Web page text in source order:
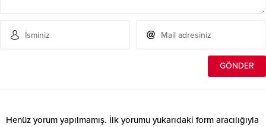
Henüz yorum yapılmamış. İlk yorumu yukarıdaki form aracılığıyla